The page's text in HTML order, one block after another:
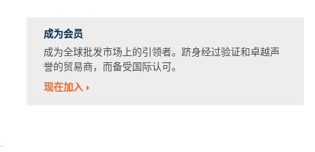
成为会员
成为全球批发市场上的引领者。跻身经过验证和卓越声
誉的贸易商，而备受国际认可。
现在加入